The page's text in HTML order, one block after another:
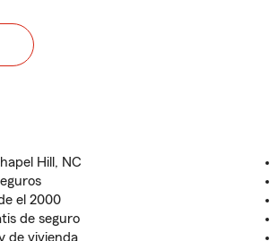
Hill, NC
el 2000
de seguro
de vivienda